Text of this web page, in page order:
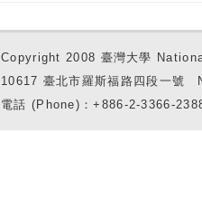
Copyright 2008 臺灣大學
10617 臺北市羅斯福路四段一
電話 (Phone)：+886-2-3366-